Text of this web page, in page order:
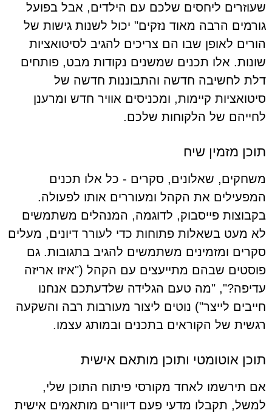
שעוזרים ליחסים שלכם עם הילדים, אבל בפועל
גורמים הרבה מאוד נזקים" יכול לשנות גישות של
הורים לאופן שבו הם צריכים להגיב לסיטואציות
שונות. אלו תכנים שמשנים נקודות מבט, פותחים
דלת לחשיבה חדשה והתבוננות חדשה של
סיטואציות קיימות, ומכניסים אוויר חדש ומרענן
לחייהם של הלקוחות שלכם.
תוכן מזמין שיח
משחקים, שאלונים, סקרים - כל אלו תכנים
המפעילים את הקהל ומעוררים אותו לפעולה.
בקבוצות פייסבוק, לדוגמה, המנהלים משתמשים
לא מעט בשאלות פתוחות כדי לעורר דיונים, מעלים
סקרים ומזמינים משתמשים להגיב בתגובות. גם
פוסטים שבהם מתייעצים עם הקהל ("איזו אריזה
עדיפה?", "מה טעם הגלידה שלדעתכם אנחנו
חייבים לייצר") נוטים ליצור מעורבות רבה והשקעה
רגשית של הקוראים בתכנים ובמותג עצמו.
תוכן אוטומטי ותוכן מותאם אישית
אם תירשמו לאחד מקורסי פיתוח התוכן שלי,
למשל, תקבלו מדעי פעם דיוורים מותאמים אישית